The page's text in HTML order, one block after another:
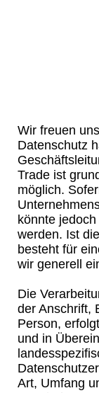
Wir freuen
Datenschutz
Trade ist
möglich.
könnte
werden. Ist
besteht für
wir generell
Die
der Anschrift,
Person,
und in
Art, Umfang